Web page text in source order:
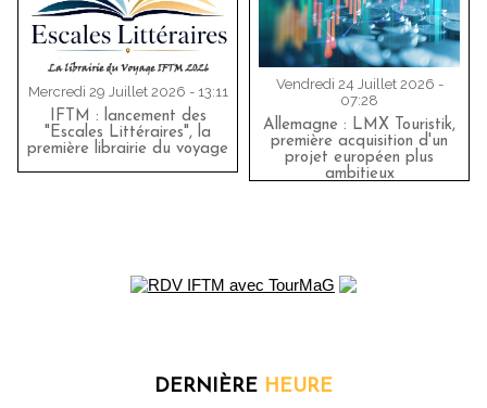
Mercredi 29 Juillet 2026 - 13:11
IFTM : lancement des
"Escales Littéraires", la
première librairie du voyage
Vendredi 24 Juillet 2026 -
07:28
Allemagne : LMX Touristik,
première acquisition d'un
projet européen plus
ambitieux
DERNIÈRE HEURE